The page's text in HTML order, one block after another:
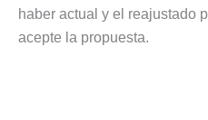
haber actual y el reajustado
acepte la propuesta.